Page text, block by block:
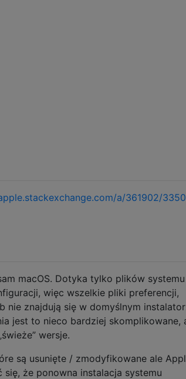
a/361902/
macOS. Dotyka tylko plików systemu
więc wszelkie pliki preferencji,
nie znajdują się w domyślnym
jest to nieco bardziej skomplikowane,
wersje.
są usunięte / zmodyfikowane ale
że ponowna instalacja systemu